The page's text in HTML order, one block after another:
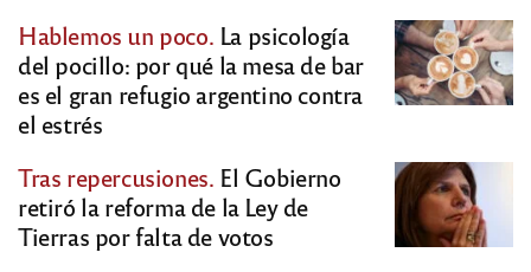
Hablemos un poco. La psicología
del pocillo: por qué la mesa de bar
es el gran refugio argentino contra
el estrés
Tras repercusiones. El Gobierno
retiró la reforma de la Ley de
Tierras por falta de votos